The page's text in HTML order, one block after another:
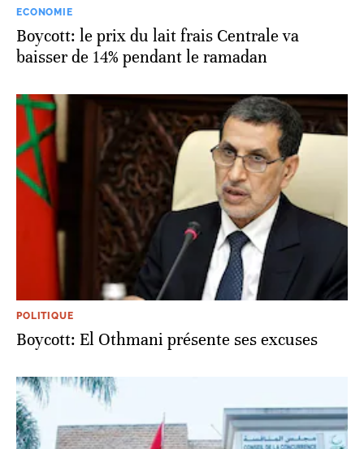
ECONOMIE
Boycott: le prix du lait frais Centrale va
baisser de 14% pendant le ramadan
POLITIQUE
Boycott: El Othmani présente ses excuses